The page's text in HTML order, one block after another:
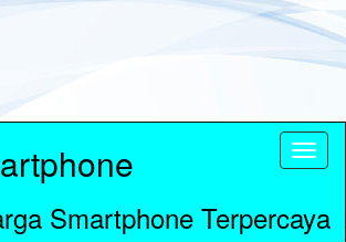
Smartphone Terpercaya